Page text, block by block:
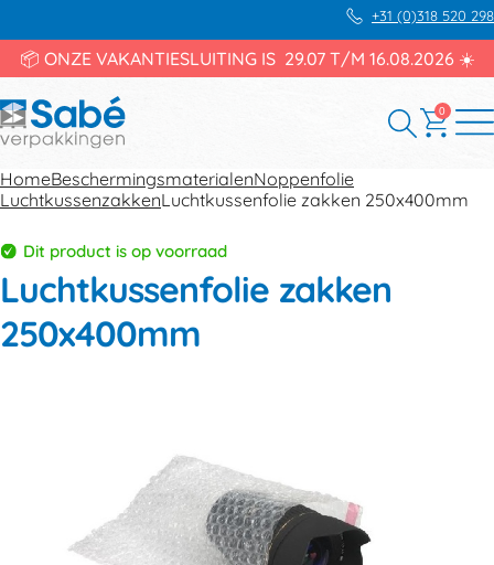
+31 (0)318 520 298
📦 ONZE VAKANTIESLUITING IS 29.07 T/M 16.08.2026 ☀️
0
HomeBeschermingsmaterialenNoppenfolie
LuchtkussenzakkenLuchtkussenfolie zakken 250x400mm
Dit product is op voorraad
Luchtkussenfolie zakken
250x400mm